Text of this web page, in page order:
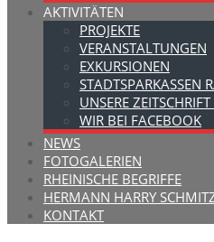
AKTIVITÄTEN
PROJEKTE
VERANSTALTUNGEN
EXKURSIONEN
STADTSPARKASSEN
UNSERE
WIR BEI FACEBOOK
NEWS
FOTOGALERIEN
RHEINISCHE BEGRIFFE
HERMANN HARRY
KONTAKT